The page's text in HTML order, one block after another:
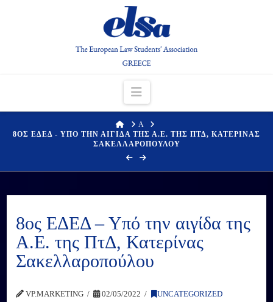
Navigation
HOME
Α
8ΟΣ ΕΔΕΔ - ΥΠΟ ΤΗΝ ΑΙΓΙΔΑ ΤΗΣ Α.Ε. ΤΗΣ ΠΤΔ, ΚΑΤΕΡΙΝΑΣ
ΣΑΚΕΛΛΑΡΟΠΟΥΛΟΥ
8ος ΕΔΕΔ – Υπό την αιγίδα της
Α.Ε. της ΠτΔ, Κατερίνας
Σακελλαροπούλου
VP.MARKETING 02/05/2022 UNCATEGORIZED